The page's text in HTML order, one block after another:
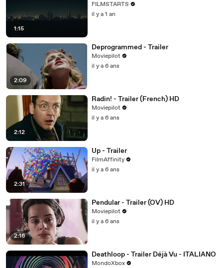
1:15
FILMSTARTS
il y a 1 an
2:09
Deprogrammed - Trailer
Moviepilot
il y a 6 ans
2:12
Radin! - Trailer (French) HD
Moviepilot
il y a 6 ans
2:31
Up - Trailer
FilmAffinity
il y a 6 ans
2:16
Pendular - Trailer (OV) HD
Moviepilot
il y a 6 ans
Deathloop - Trailer Déjà Vu - ITALIANO
MondoXbox